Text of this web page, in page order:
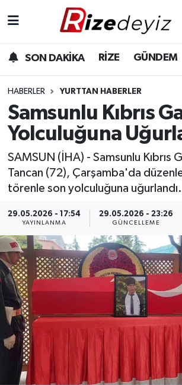
SON DAKİKA RİZE GÜNDEM
HABERLER YURTTAN HABERLER
Samsunlu Kıbrıs
Yolculuğuna
SAMSUN (İHA) - Samsunlu Kıbrıs
Tancan (72), Çarşamba'da
törenle son yolculuğuna uğurlandı.
29.05.2026 - 17:54
YAYINLANMA
29.05.2026 - 23:26
GÜNCELLEME
Gündem
Yurttan Haberler
Ekonomi
Teknoloji
Rize Hava Durumu
Rize Trafik Yoğunluk Haritası
Süper Lig Puan Durumu ve
Tüm Manşetler
Son Dakika Haberleri
Haber Arşivi